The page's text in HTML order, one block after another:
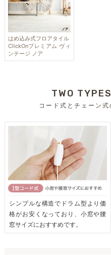
はめ込み式フロアタイル
ClickOnプレミアム ヴィ
ンテージ ノア
TWO
コード式とチェーン
シンプルな構造でドラム型より価
格がお安くなっており、小窓や腰
窓サイズにおすすめです。